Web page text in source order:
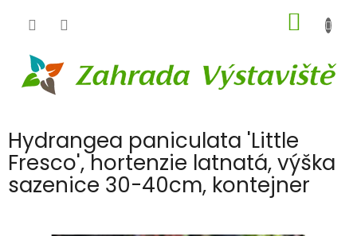
KOŠÍK
Hydrangea paniculata 'Little
Fresco', hortenzie latnatá, výška
sazenice 30-40cm, kontejner